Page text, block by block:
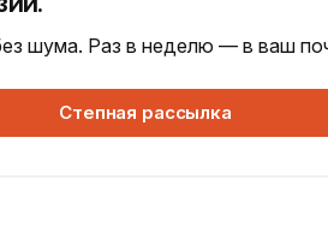
шума. Раз в неделю — в ваш
Степная рассылка